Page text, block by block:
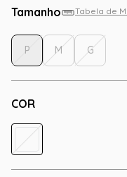
Tamanho Tabela de
COR
P M G